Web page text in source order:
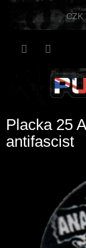
Přejít
CZK
Placka 25
antifascist